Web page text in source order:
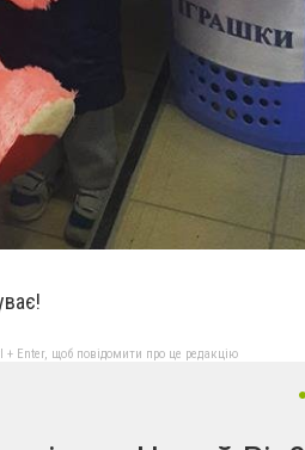
+ Enter, щоб повідомити про це редакцію